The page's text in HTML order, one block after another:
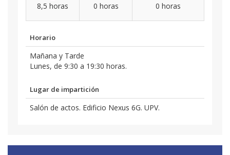
8,5 horas 0 horas 0 horas
Horario
Mañana y Tarde
Lunes, de 9:30 a 19:30 horas.
Lugar de impartición
Salón de actos. Edificio Nexus 6G. UPV.